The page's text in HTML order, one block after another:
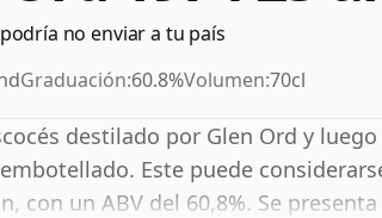
no enviar a tu país
Graduación:60.8%Volumen:70cl
destilado por Glen Ord y
Este puede
con un ABV del 60,8%. Se